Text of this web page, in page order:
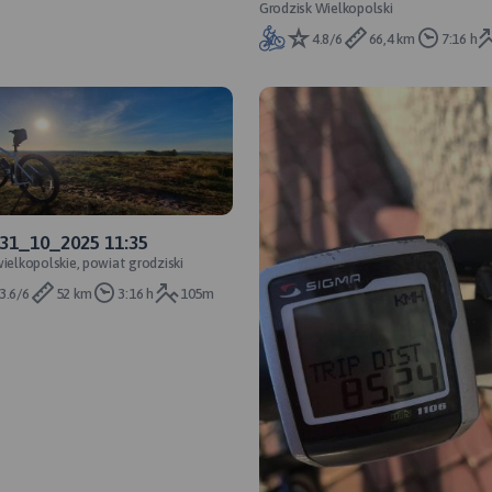
Grodzisk Wielkopolski
4.8/6
66,4 km 7:16 h
11:35
powiat grodziski
3.6/6
52 km 3:16 h 105m